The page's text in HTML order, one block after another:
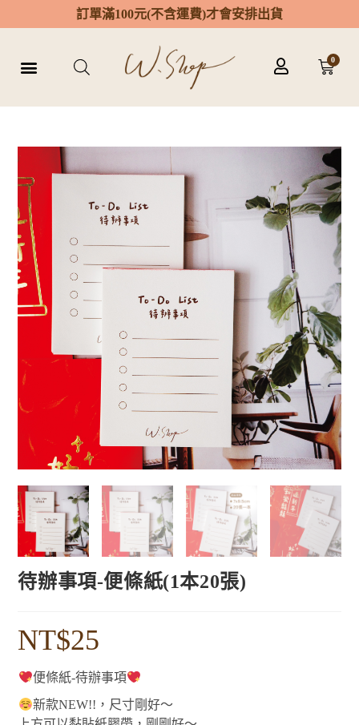
訂單滿100元(不含運費)才會安排出貨
0
待辦事項-便條紙(1本20張)
NT$25
便條紙-待辦事項
新款NEW!!，尺寸剛好～